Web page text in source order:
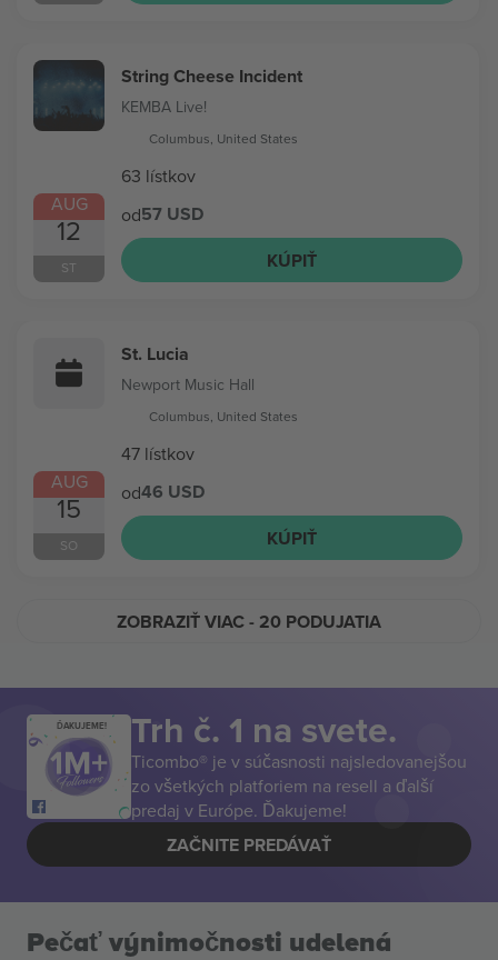
AUG
12
ST
String Cheese Incident
KEMBA Live!
Columbus, United States
63 lístkov
od57 USD
KÚPIŤ
AUG
15
SO
St. Lucia
Newport Music Hall
Columbus, United States
47 lístkov
od46 USD
KÚPIŤ
ZOBRAZIŤ VIAC- 20 PODUJATIA
ĎAKUJEME! Trh č. 1 na svete.
Ticombo® je v súčasnosti najsledovanejšou
zo všetkých platforiem na resell a ďalší
predaj v Európe. Ďakujeme!
ZAČNITE PREDÁVAŤ
Pečať výnimočnosti udelená